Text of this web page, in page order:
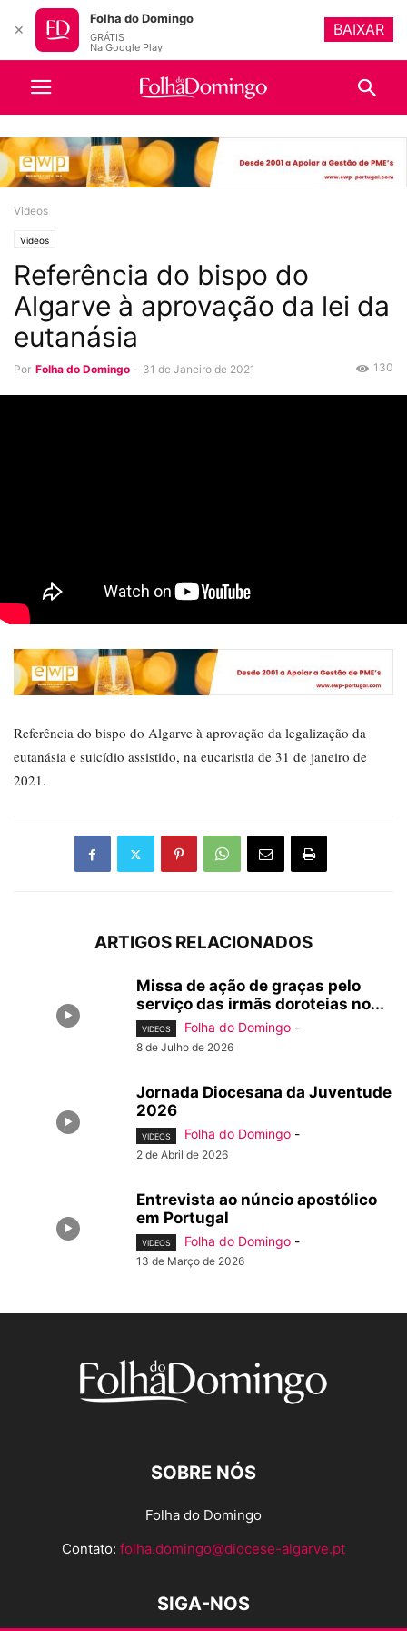
Videos
Videos
Referência do bispo do
Algarve à aprovação da lei da
eutanásia
Por Folha do Domingo - 31 de Janeiro de 2021 130
Referência do bispo do Algarve à aprovação da legalização da
eutanásia e suicídio assistido, na eucaristia de 31 de janeiro de
2021.
ARTIGOS RELACIONADOS
Missa de ação de graças pelo
serviço das irmãs doroteias no...
VIDEOS Folha do Domingo -
8 de Julho de 2026
Jornada Diocesana da Juventude
2026
VIDEOS Folha do Domingo -
2 de Abril de 2026
Entrevista ao núncio apostólico
em Portugal
VIDEOS Folha do Domingo -
13 de Março de 2026
SOBRE NÓS
Folha do Domingo
Contato: folha.domingo@diocese-algarve.pt
SIGA-NOS
✕
Folha do Domingo
GRÁTIS
Na Google Play
BAIXAR